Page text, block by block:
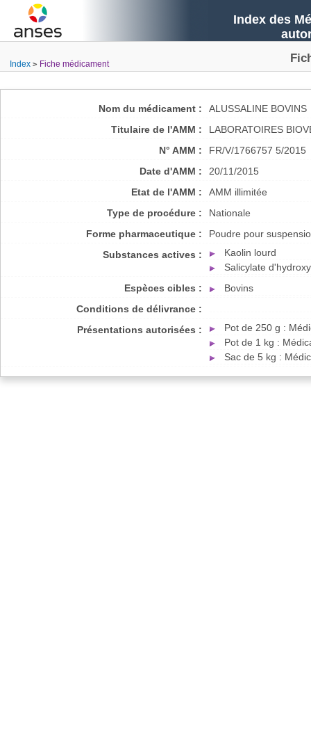
Index des
Index Fiche médicament
Nom du médicament :
ALUSSALINE BOVINS
Titulaire de l'AMM :
LABORATOIRES
N° AMM :
FR/V/1766757 5/2015
Date d'AMM :
20/11/2015
Etat de l'AMM :
AMM illimitée
Type de procédure :
Nationale
Forme pharmaceutique :
Poudre pour
Substances actives :
Kaolin lourd
Salicylate
Espèces cibles :
Bovins
Conditions de délivrance :
Présentations autorisées :
Pot de 250 g :
Pot de 1 kg :
Sac de 5 kg :